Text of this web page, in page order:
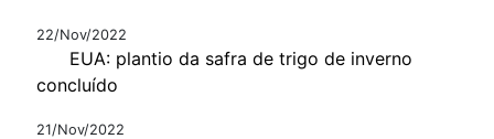
22/Nov/2022
EUA: plantio da safra de trigo de inverno
concluído
21/Nov/2022